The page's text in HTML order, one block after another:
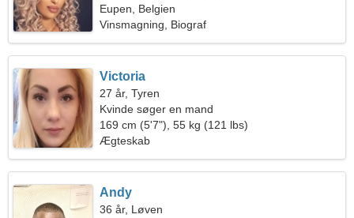
Eupen, Belgien
Vinsmagning, Biograf
Victoria
27 år, Tyren
Kvinde søger en mand
169 cm (5'7"), 55 kg (121 lbs)
Ægteskab
Andy
36 år, Løven